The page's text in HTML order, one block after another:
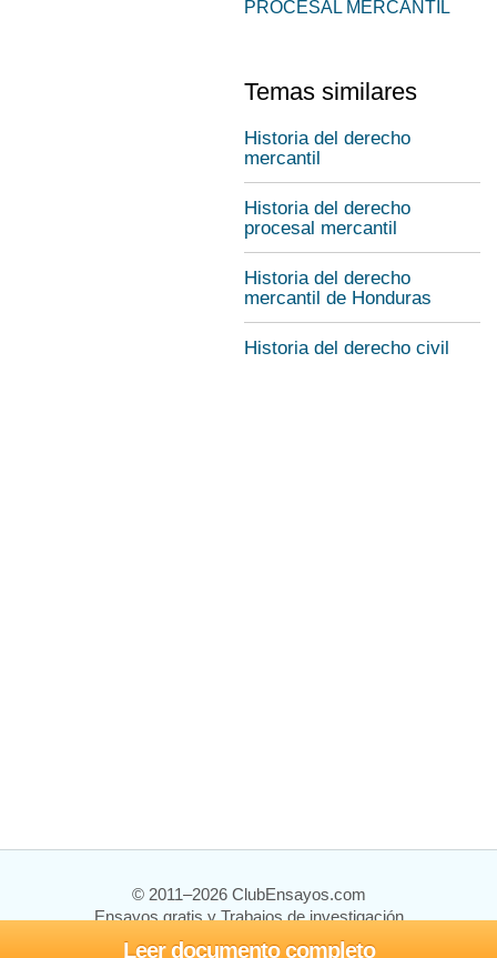
Leer documento completo
PROCESAL MERCANTIL
Temas similares
Historia del derecho
mercantil
Historia del derecho
procesal mercantil
Historia del derecho
mercantil de Honduras
Historia del derecho civil
© 2011–2026 ClubEnsayos.com
Ensayos gratis y Trabajos de investigación